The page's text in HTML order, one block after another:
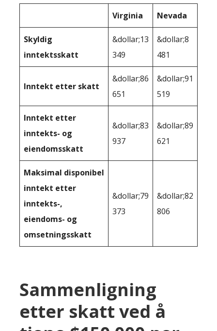
Virginia Nevada
Skyldig
inntektsskatt
&dollar;13
349
&dollar;8
481
Inntekt etter skatt
&dollar;86
651
&dollar;91
519
Inntekt etter
inntekts- og
eiendomsskatt
&dollar;83
937
&dollar;89
621
Maksimal disponibel
inntekt etter
inntekts-,
eiendoms- og
omsetningsskatt
&dollar;79
373
&dollar;82
806
Sammenligning
etter skatt ved å